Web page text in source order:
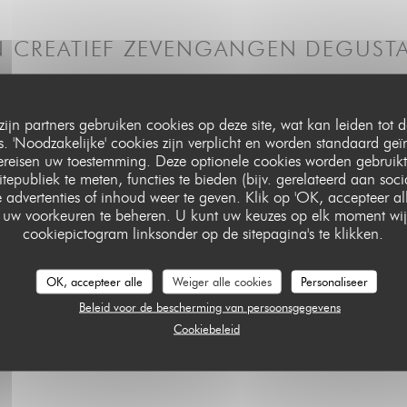
partners gebruiken cookies op deze site, wat kan leiden tot
'Noodzakelijke' cookies zijn verplicht en worden standaard
uw toestemming. Deze optionele cookies worden
te meten, functies te bieden (bijv. gerelateerd aan
advertenties of inhoud weer te geven. Klik op 'OK, accepteer
uw voorkeuren te beheren. U kunt uw keuzes op elk moment
cookiepictogram linksonder op de sitepagina's te klikken.
OK, accepteer alle Weiger alle cookies
Personaliseer
Beleid voor de bescherming van persoonsgegevens
Cookiebeleid
CREATIEF ZEVENGANGEN
degustatiemenu om de versheid van ons aanbod te garanderen en de
degenen die het hebben bereid, om het verhaal erachter beter te kunnen
definiëren. Het is een creatief en gul menu dat met de seizoenen
afkomstige lijngevangen vis, boerderijvlees van de hoogste kwaliteit en
cadeau, bereid door onze patissier. Bij uw reservering vragen
Houd er rekening mee dat wij geen vegetarische, veganistische of vis-/
119,00 EUR
en creatief, onbeperkt bijgeschonken: €65. Creatief alcoholvrij